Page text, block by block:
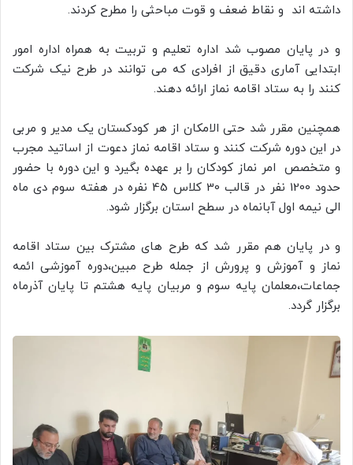
داشته اند و نقاط ضعف و قوت مباحثی را مطرح کردند.
و در پایان مصوب شد اداره تعلیم و تربیت به همراه اداره امور
ابتدایی آماری دقیق از افرادی که می توانند در طرح نیک شرکت
کنند را به ستاد اقامه نماز ارائه دهند.
همچنین مقرر شد حتی الامکان از هر کودکستان یک مدیر و مربی
در این دوره شرکت کنند و ستاد اقامه نماز دعوت از اساتید مجرب
و متخصص امر نماز کودکان را بر عهده بگیرد و این دوره با حضور
حدود 1200 نفر در قالب 30 کلاس 45 نفره در هفته سوم دی ماه
الی نیمه اول آبانماه در سطح استان برگزار شود.
و در پایان هم مقرر شد که طرح های مشترک بین ستاد اقامه
نماز و آموزش و پرورش از جمله طرح مبین،دوره آموزشی ائمه
جماعات،معلمان پایه سوم و مربیان پایه هشتم تا پایان آذرماه
برگزار گردد.